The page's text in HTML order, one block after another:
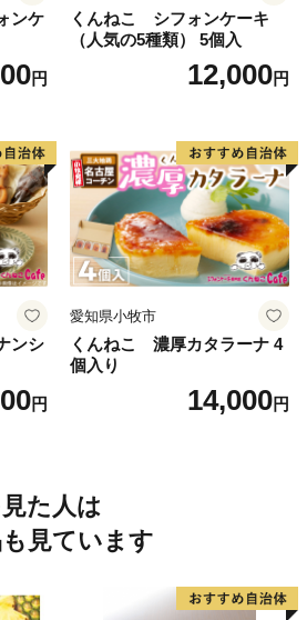
ンケ
円
くんねこ シフォンケーキ
（人気の5種類） 5個入
12,000円
ンシ
円
愛知県小牧市
くんねこ 濃厚カタラーナ 4
個入り
14,000円
た人は
見ています